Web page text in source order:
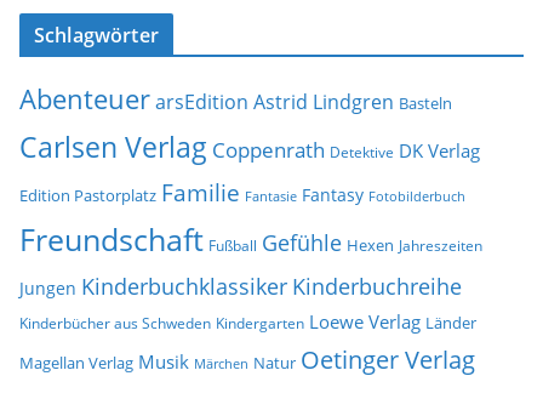
s
e
c
v
Schlagwörter
AbenteuerarsEdition Astrid Lindgren Basteln
Carlsen Verlag Coppenrath Detektive DK Verlag
Edition Pastorplatz Familie Fantasie Fantasy Fotobilderbuch
Freundschaft Fußball Gefühle Hexen Jahreszeiten
Jungen Kinderbuchklassiker Kinderbuchreihe
Kinderbücher aus Schweden Kindergarten Loewe Verlag Länder
Magellan Verlag Musik Märchen Natur Oetinger Verlag